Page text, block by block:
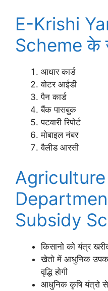
E-Krishi
Scheme के
आधार कार्ड
वोटर आईडी
पैन कार्ड
बैंक पासबुक
पटवारी रिपोर्ट
मोबाइल नंबर
वैलीड आरसी
Agriculture
Subsidy
किसानो को यंत्र
खेतो में आधुनिक
वृद्धि होगी
आधुनिक कृषि यंत्रो से